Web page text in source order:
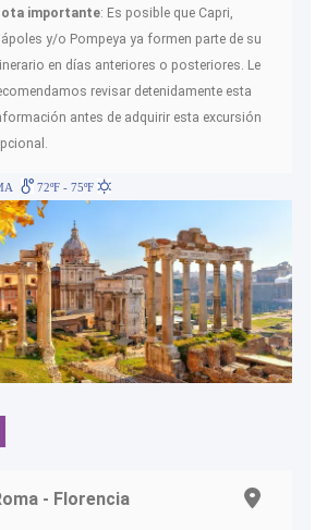
importante: Es posible que Capri,
y/o Pompeya ya formen parte de su
en días anteriores o posteriores. Le
revisar detenidamente esta
antes de adquirir esta excursión
72ºF - 75ºF
- Florencia